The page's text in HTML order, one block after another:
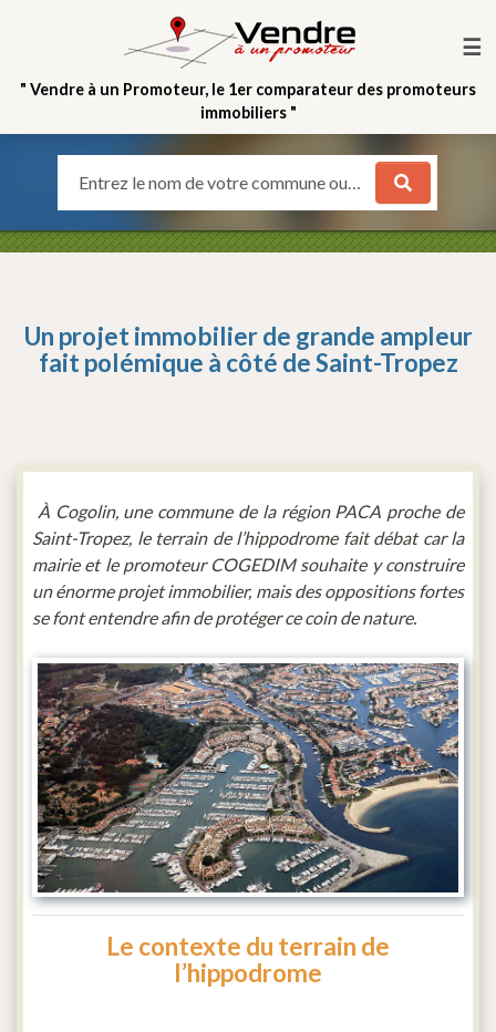
☰
" Vendre à un Promoteur, le 1er comparateur des promoteurs
immobiliers "
Entrez le nom de votre commune ou votre quartier
Un projet immobilier de grande ampleur
fait polémique à côté de Saint-Tropez
À Cogolin, une commune de la région PACA proche de
Saint-Tropez, le terrain de l’hippodrome fait débat car la
mairie et le promoteur COGEDIM souhaite y construire
un énorme projet immobilier, mais des oppositions fortes
se font entendre afin de protéger ce coin de nature.
Le contexte du terrain de
l’hippodrome